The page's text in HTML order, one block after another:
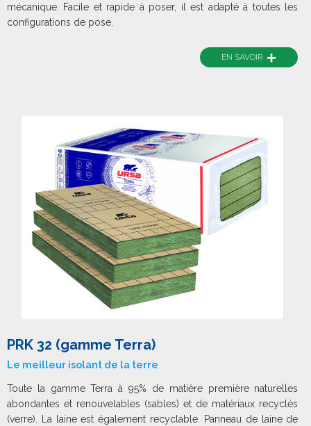
mécanique. Facile et rapide à poser, il est adapté à toutes les
configurations de pose.
EN SAVOIR +
PRK 32 (gamme Terra)
Le meilleur isolant de la terre
Toute la gamme Terra à 95% de matière première naturelles
abondantes et renouvelables (sables) et de matériaux recyclés
(verre). La laine est également recyclable. Panneau de laine de